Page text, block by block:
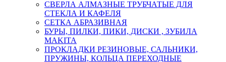
СВЕРЛА АЛМАЗНЫЕ ТРУБЧАТЫЕ ДЛЯ
СТЕКЛА И КАФЕЛЯ
СЕТКА АБРАЗИВНАЯ
БУРЫ, ПИЛКИ, ПИКИ, ДИСКИ , ЗУБИЛА
MAKITA
ПРОКЛАДКИ РЕЗИНОВЫЕ, САЛЬНИКИ,
ПРУЖИНЫ, КОЛЬЦА ПЕРЕХОДНЫЕ